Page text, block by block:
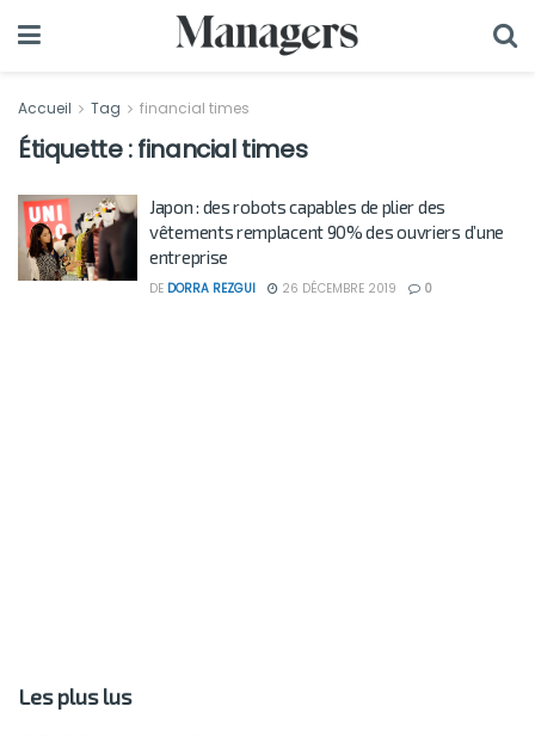
Accueil Tag financial times
Étiquette :financial times
Japon : des robots capables de plier des
vêtements remplacent 90% des ouvriers d’une
entreprise
DE DORRA REZGUI 26 DÉCEMBRE 2019 0
Les plus lus